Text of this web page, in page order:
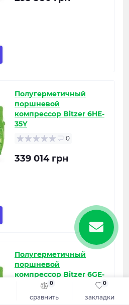
сравнить
0
закладки
0
Полугерметичный
поршневой
компрессор Bitzer 6HE-
35Y
0
339 014 грн
Полугерметичный
поршневой
компрессор Bitzer 6GE-